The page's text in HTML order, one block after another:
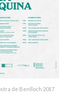
de Benlloch 2017